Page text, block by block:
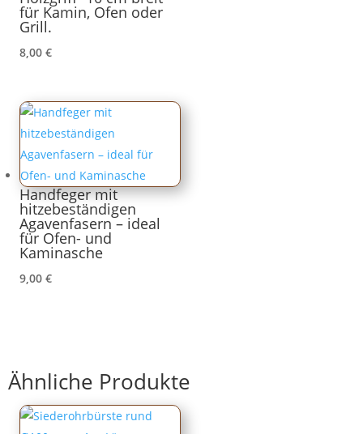
für Kamin, Ofen oder
Grill.
8,00 €
Handfeger mit
hitzebeständigen
Agavenfasern – ideal
für Ofen- und
Kaminasche
9,00 €
Ähnliche Produkte